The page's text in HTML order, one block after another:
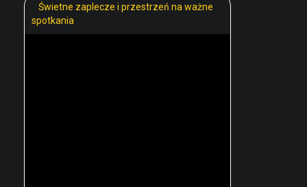
Świetne zaplecze i przestrzeń na ważne
spotkania